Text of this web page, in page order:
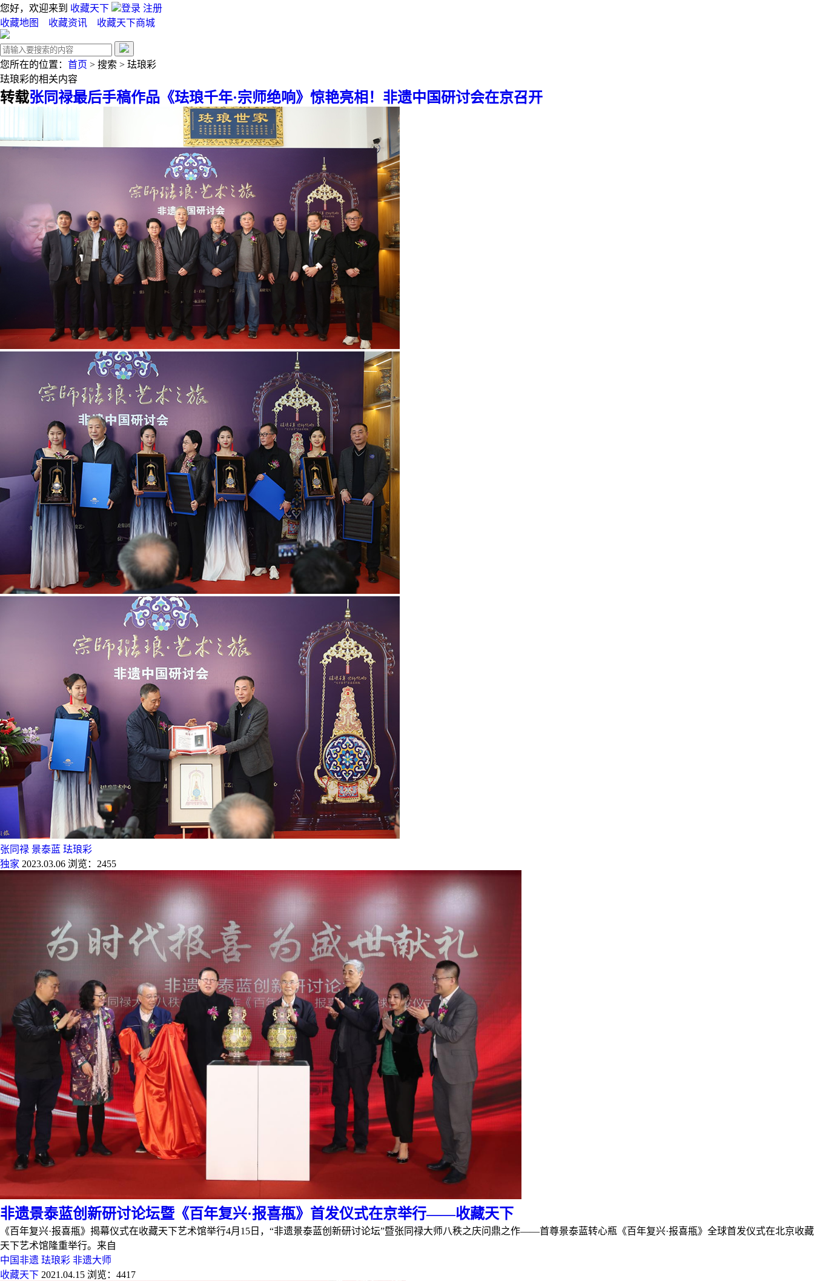
您好，欢迎来到 收藏天下 登录 注册
收藏地图
收藏资讯 收藏天下商城
您所在的位置： 首页 > 搜索 > 珐琅彩
珐琅彩的相关内容
转载张同禄最后手稿作品《珐琅千年·宗师绝响》惊艳亮相！非遗中国研讨会在京召开
张同禄 景泰蓝 珐琅彩
独家 2023.03.06 浏览：2455
非遗景泰蓝创新研讨论坛暨《百年复兴·报喜甁》首发仪式在京举行——收藏天下
《百年复兴·报喜甁》揭幕仪式在收藏天下艺术馆举行4月15日，“非遗景泰蓝创新研讨论坛”暨张同禄大师八秩之庆问鼎之作——首尊景泰蓝转心瓶《百年复兴·报喜甁》全球首发仪式在北京收藏
天下艺术馆隆重举行。来自
中国非遗 珐琅彩 非遗大师
收藏天下 2021.04.15 浏览：4417